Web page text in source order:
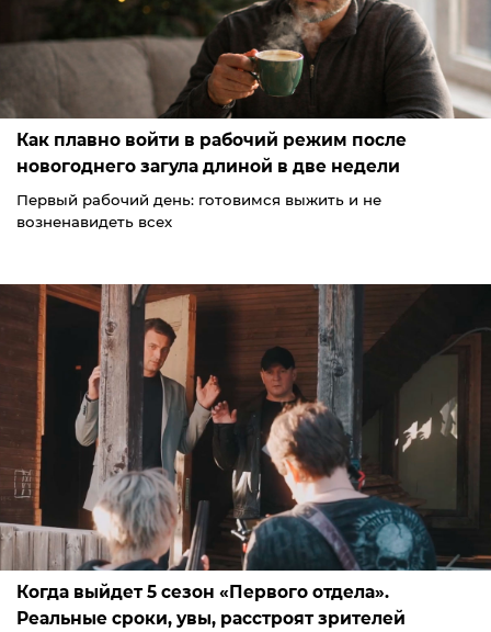
Как плавно войти в рабочий режим после
новогоднего загула длиной в две недели
Первый рабочий день: готовимся выжить и не
возненавидеть всех
Когда выйдет 5 сезон «Первого отдела».
Реальные сроки, увы, расстроят зрителей